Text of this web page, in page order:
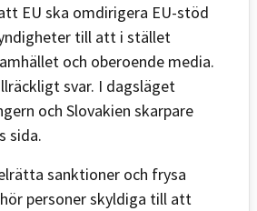
EU ska omdirigera EU-stöd
till att i stället
och oberoende media.
svar. I dagsläget
och Slovakien skarpare
sida.
sanktioner och frysa
personer skyldiga till att